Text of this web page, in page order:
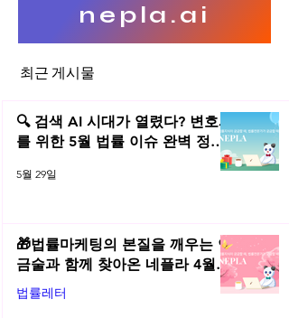
제점과 개선방향 (2)
nepla.ai
최근 게시물
🔍 검색 AI 시대가 열렸다? 변호사
를 위한 5월 법률 이슈 완벽 정리 |
5월 29일
🎁법률마케팅의 본질을 깨우는 연
금술과 함께 찾아온 네플라 4월
법률레터
법률레터